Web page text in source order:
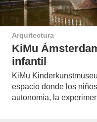
Arquitectura
KiMu
infantil
KiMu
espacio donde los
autonomía, la